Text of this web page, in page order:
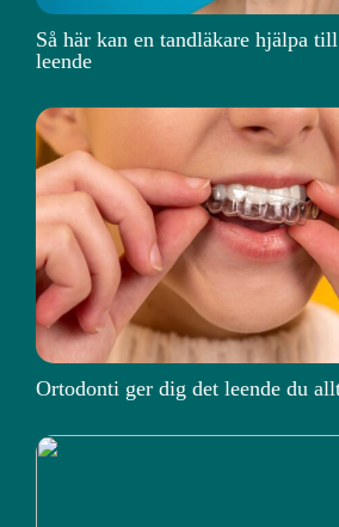
Så här kan en tandläkare hjälpa
leende
Ortodonti ger dig det leende du